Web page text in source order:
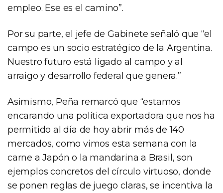
empleo. Ese es el camino”.
Por su parte, el jefe de Gabinete señaló que “el
campo es un socio estratégico de la Argentina.
Nuestro futuro está ligado al campo y al
arraigo y desarrollo federal que genera.”
Asimismo, Peña remarcó que “estamos
encarando una política exportadora que nos ha
permitido al día de hoy abrir más de 140
mercados, como vimos esta semana con la
carne a Japón o la mandarina a Brasil, son
ejemplos concretos del círculo virtuoso, donde
se ponen reglas de juego claras, se incentiva la